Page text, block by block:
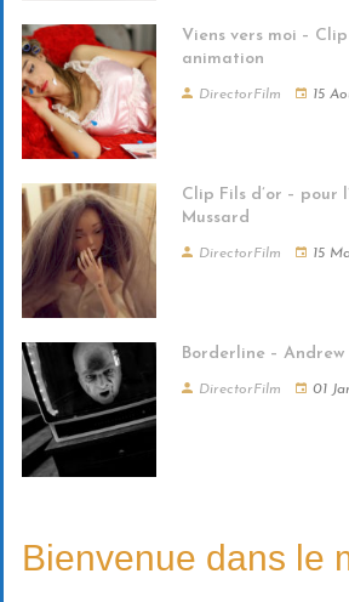
Viens vers moi –
animation
DirectorFilm 15
Clip Fils d’or – pour
Mussard
DirectorFilm 15
Borderline –
DirectorFilm 01
Bienvenue dans le